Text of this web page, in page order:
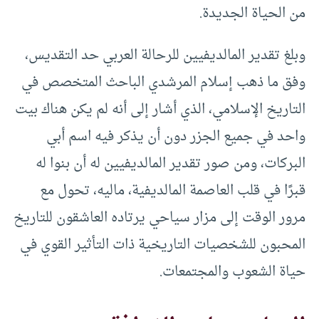
من الحياة الجديدة.
وبلغ تقدير المالديفيين للرحالة العربي حد التقديس،
وفق ما ذهب إسلام المرشدي الباحث المتخصص في
التاريخ الإسلامي، الذي أشار إلى أنه لم يكن هناك بيت
واحد في جميع الجزر دون أن يذكر فيه اسم أبي
البركات، ومن صور تقدير المالديفيين له أن بنوا له
قبرًا في قلب العاصمة المالديفية، ماليه، تحول مع
مرور الوقت إلى مزار سياحي يرتاده العاشقون للتاريخ
المحبون للشخصيات التاريخية ذات التأثير القوي في
حياة الشعوب والمجتمعات.